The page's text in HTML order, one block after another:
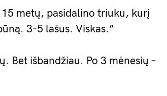
metų, pasidalino triuku, kurį
3-5 lašus. Viskas.”
Bet išbandžiau. Po 3 mėnesių –